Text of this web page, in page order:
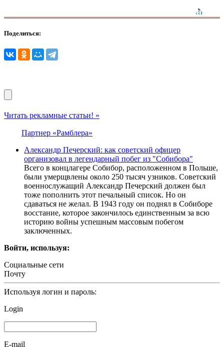
Поделиться:
Читать рекламные статьи! »
Партнер «Рамблера»
Александр Печерский: как советский офицер
организовал в легендарный побег из "Собибора"
Всего в концлагере Собибор, расположенном в Польше,
были умерщвлены около 250 тысяч узников. Советский
военнослужащий Александр Печерский должен был
тоже пополнить этот печальный список. Но он
сдаваться не желал. В 1943 году он поднял в Собиборе
восстание, которое закончилось единственным за всю
историю войны успешным массовым побегом
заключенных.
Войти, используя:
Социальные сети
Почту
Используя логин и пароль:
Login
E-mail